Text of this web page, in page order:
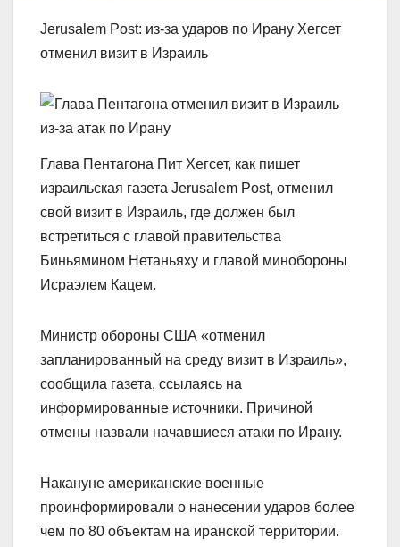
Jerusalem Post: из-за ударов по Ирану Хегсет
отменил визит в Израиль
Глава Пентагона Пит Хегсет, как пишет
израильская газета Jerusalem Post, отменил
свой визит в Израиль, где должен был
встретиться с главой правительства
Биньямином Нетаньяху и главой минобороны
Исраэлем Кацем.
Министр обороны США «отменил
запланированный на среду визит в Израиль»,
сообщила газета, ссылаясь на
информированные источники. Причиной
отмены назвали начавшиеся атаки по Ирану.
Накануне американские военные
проинформировали о нанесении ударов более
чем по 80 объектам на иранской территории.